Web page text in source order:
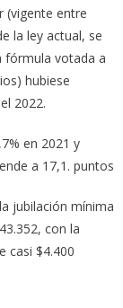
(vigente entre
la ley actual, se
fórmula votada a
hubiese
2022.
en 2021 y
a 17,1. puntos
jubilación mínima
con la
casi $4.400